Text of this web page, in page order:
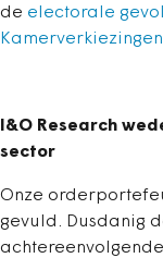
de electorale
Kamerverkiezingen
I&O Research
sector
Onze
gevuld. Dusdanig